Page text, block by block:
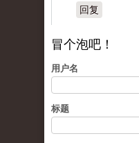
回复
冒个泡吧！
用户名
标题